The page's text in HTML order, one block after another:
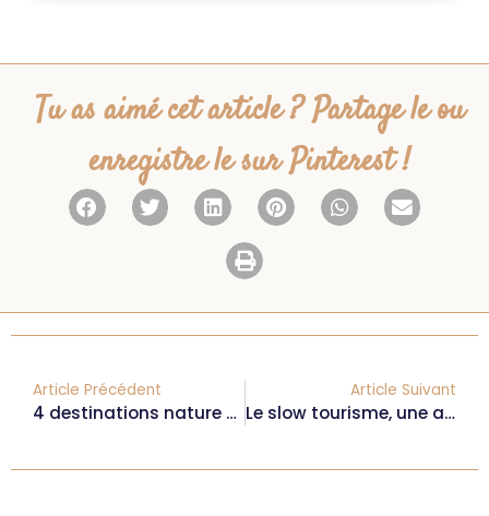
Tu as aimé cet article ? Partage le ou
enregistre le sur Pinterest !
Article Précédent
4 destinations nature pour l’été
Article Suivant
Le slow tourisme, une alternative au surtourisme